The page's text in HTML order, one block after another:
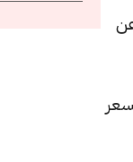
10 جنيهات عن
عن السعر